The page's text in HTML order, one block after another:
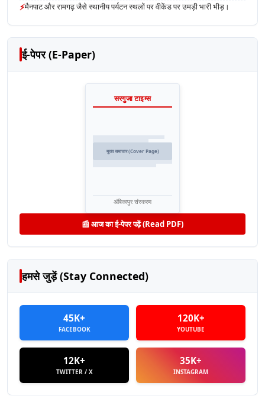
⚡मैनपाट और रामगढ़ जैसे स्थानीय पर्यटन स्थलों पर वीकेंड पर उमड़ी भारी भीड़।
ई-पेपर (E-Paper)
सरगुजा टाइम्स
मुख्य समाचार (Cover Page)
अंबिकापुर संस्करण
📰 आज का ई-पेपर पढ़ें (Read PDF)
हमसे जुड़ें (Stay Connected)
45K+
FACEBOOK
120K+
YOUTUBE
12K+
TWITTER / X
35K+
INSTAGRAM